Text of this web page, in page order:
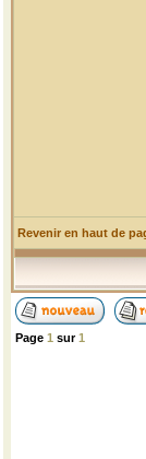
Revenir en haut de
Page 1 sur1